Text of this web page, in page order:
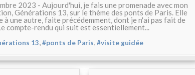
2023 - Aujourd'hui, je fais une promenade avec mon
Générations 13, sur le thème des ponts de Paris. Elle
à une autre, faite précédemment, dont je n'ai pas fait de
compte-rendu qui suit est essentiellement...
13,#ponts de Paris,#visite guidée